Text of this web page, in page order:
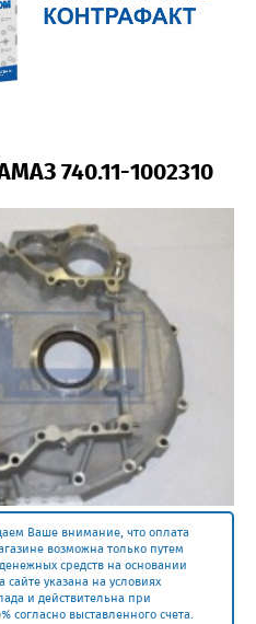
740.11-1002310
Ваше внимание, что оплата
возможна только путем
средств на основании
сайте указана на условиях
и действительна при
согласно выставленного счета.